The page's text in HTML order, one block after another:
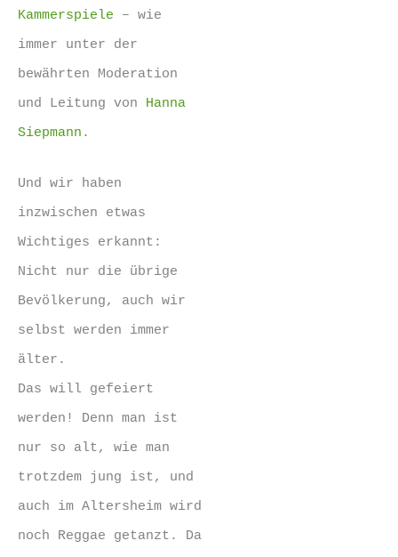
Kammerspiele – wie
immer unter der
bewährten Moderation
und Leitung von Hanna
Siepmann .
Und wir haben
inzwischen etwas
Wichtiges erkannt:
Nicht nur die übrige
Bevölkerung, auch wir
selbst werden immer
älter.
Das will gefeiert
werden! Denn man ist
nur so alt, wie man
trotzdem jung ist, und
auch im Altersheim wird
noch Reggae getanzt. Da